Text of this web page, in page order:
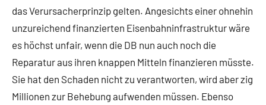
das Verursacherprinzip gelten. Angesichts einer ohnehin
unzureichend finanzierten Eisenbahninfrastruktur wäre
es höchst unfair, wenn die DB nun auch noch die
Reparatur aus ihren knappen Mitteln finanzieren müsste.
Sie hat den Schaden nicht zu verantworten, wird aber zig
Millionen zur Behebung aufwenden müssen. Ebenso